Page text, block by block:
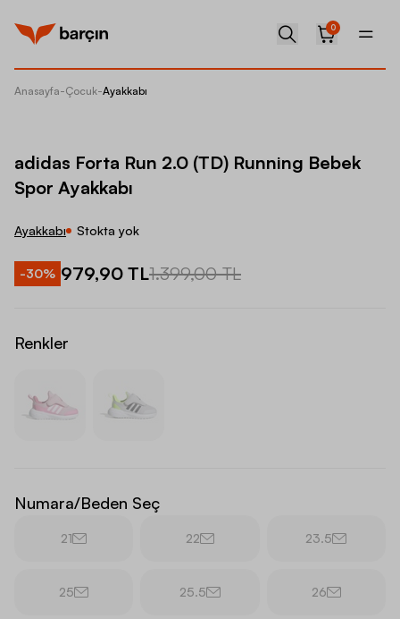
0
Anasayfa-Çocuk-Ayakkabı
adidas Forta Run 2.0 (TD) Running Bebek
Spor Ayakkabı
Ayakkabı Stokta yok
-30% 979,90 TL1.399,00 TL
Renkler
Numara/Beden Seç
21 22 23.5
25 25.5 26